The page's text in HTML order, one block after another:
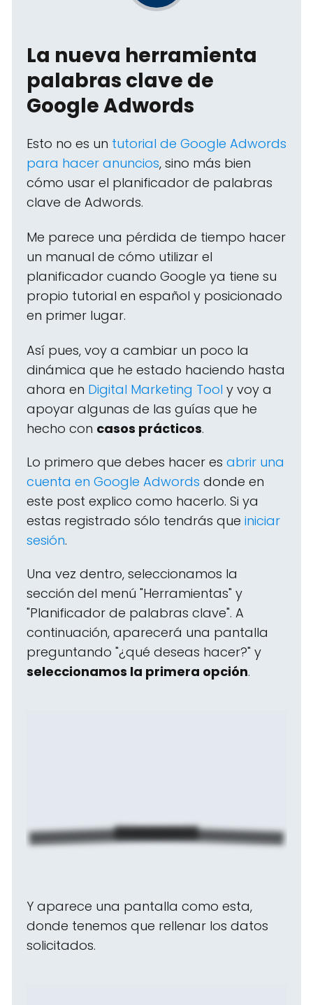
La nueva herramienta
palabras clave de
Google Adwords
Esto no es un tutorial de Google Adwords
para hacer anuncios, sino más bien
cómo usar el planificador de palabras
clave de Adwords.
Me parece una pérdida de tiempo hacer
un manual de cómo utilizar el
planificador cuando Google ya tiene su
propio tutorial en español y posicionado
en primer lugar.
Así pues, voy a cambiar un poco la
dinámica que he estado haciendo hasta
ahora en Digital Marketing Tool y voy a
apoyar algunas de las guías que he
hecho con casos prácticos.
Lo primero que debes hacer es abrir una
cuenta en Google Adwords donde en
este post explico como hacerlo. Si ya
estas registrado sólo tendrás que iniciar
sesión.
Una vez dentro, seleccionamos la
sección del menú "Herramientas" y
"Planificador de palabras clave". A
continuación, aparecerá una pantalla
preguntando "¿qué deseas hacer?" y
seleccionamos la primera opción.
Y aparece una pantalla como esta,
donde tenemos que rellenar los datos
solicitados.